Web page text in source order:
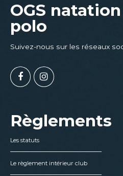
OGS
polo
Suivez-nous sur les réseaux
Règlements
Les statuts
Le règlement intérieur club